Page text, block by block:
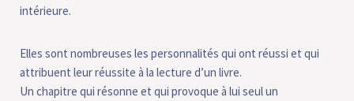
intérieure.
Elles sont nombreuses les personnalités qui ont réussi et qui
attribuent leur réussite à la lecture d’un livre.
Un chapitre qui résonne et qui provoque à lui seul un